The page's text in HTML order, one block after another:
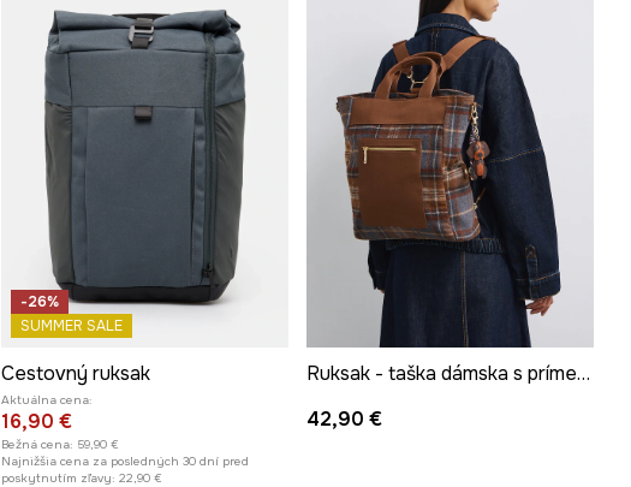
-26%
SUMMER SALE
Cestovný ruksak
Aktuálna cena:
16,90 €
Bežná cena: 59,90 €
Najnižšia cena za posledných 30 dní pred
poskytnutím zľavy: 22,90 €
Ruksak - taška dámska s prímesou vlny s kockovaným vzorom s kľúčenkou
42,90 €